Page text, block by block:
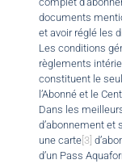
documents
et avoir réglé les
Les conditions
règlements
constituent le
l’Abonné et le
Dans les
d’abonnement et
une carte [3]
d’un Pass